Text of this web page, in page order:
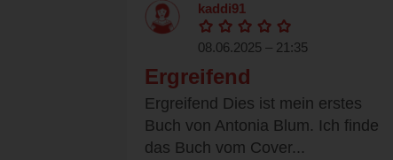
kaddi91
08.06.2025 – 21:35
Ergreifend
Ergreifend Dies ist mein erstes
Buch von Antonia Blum. Ich finde
das Buch vom Cover...